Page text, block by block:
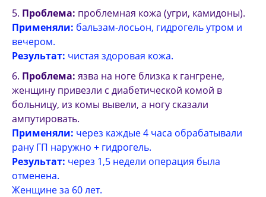
Проблема: проблемная кожа (угри, камидоны).
Применяли: бальзам-лосьон, гидрогель утром и
вечером.
Результат: чистая здоровая кожа.
Проблема: язва на ноге близка к гангрене,
женщину привезли с диабетической комой в
больницу, из комы вывели, а ногу сказали
ампутировать.
Применяли: через каждые 4 часа обрабатывали
рану ГП наружно + гидрогель.
Результат: через 1,5 недели операция была
отменена.
Женщине за 60 лет.